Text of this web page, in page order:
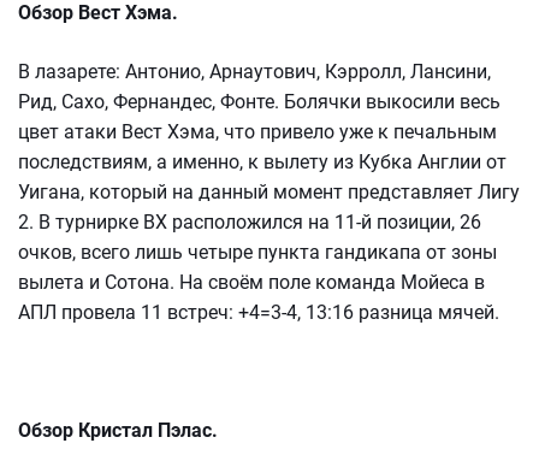
Обзор Вест Хэма.
В лазарете: Антонио, Арнаутович, Кэрролл, Лансини,
Рид, Сахо, Фернандес, Фонте. Болячки выкосили весь
цвет атаки Вест Хэма, что привело уже к печальным
последствиям, а именно, к вылету из Кубка Англии от
Уигана, который на данный момент представляет Лигу
2. В турнирке ВХ расположился на 11-й позиции, 26
очков, всего лишь четыре пункта гандикапа от зоны
вылета и Сотона. На своём поле команда Мойеса в
АПЛ провела 11 встреч: +4=3-4, 13:16 разница мячей.
Обзор Кристал Пэлас.